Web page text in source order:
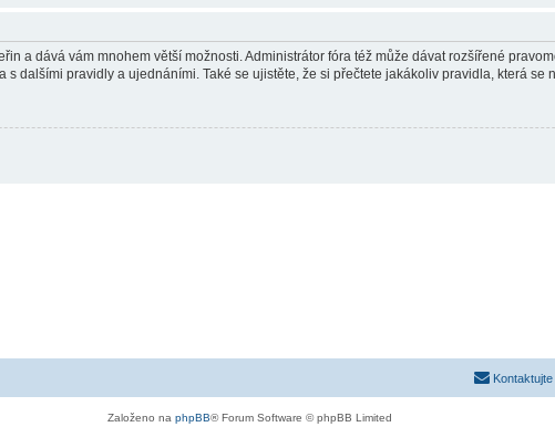
a dává vám mnohem větší možnosti. Administrátor fóra též může dávat rozšířené
dalšími pravidly a ujednáními. Také se ujistěte, že si přečtete jakákoliv pravidla, která se
Založeno na phpBB® Forum Software © phpBB Limited